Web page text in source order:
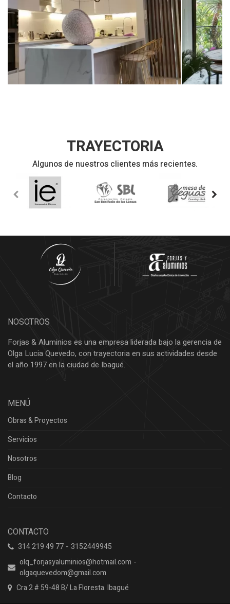
TRAYECTORIA
Algunos de nuestros clientes más recientes.
NOSOTROS
Forjas & Aluminios es una empresa liderada bajo la gerencia de
Olga Lucia Quevedo, con trayectoria en sus actividades desde
el año 1997 en la ciudad de Ibagué.
MENÚ
Obras & Proyectos
Servicios
Nosotros
Blog
Contacto
CONTACTO
314 219 49 77 - 3152449945
olq_forjasyaluminios@hotmail.com -
olgaquevedom@gmail.com
Cra 2 # 59-48 B/ La Floresta. Ibagué